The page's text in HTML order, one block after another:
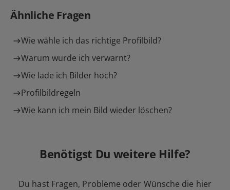
Ähnliche Fragen
Wie wähle ich das richtige Profilbild?
Warum wurde ich verwarnt?
Wie lade ich Bilder hoch?
Profilbildregeln
Wie kann ich mein Bild wieder löschen?
Benötigst Du weitere Hilfe?
Du hast Fragen, Probleme oder Wünsche die hier